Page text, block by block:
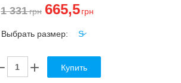
1 331грн 665,5 грн
Выбрать размер:
Купить